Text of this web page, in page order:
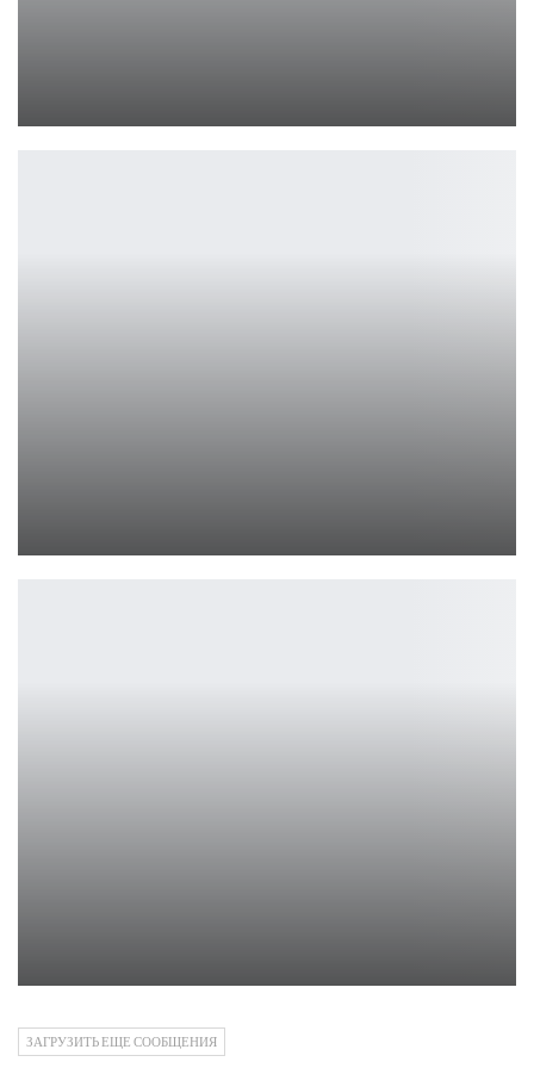
ЗАГРУЗИТЬ ЕЩЕ СООБЩЕНИЯ